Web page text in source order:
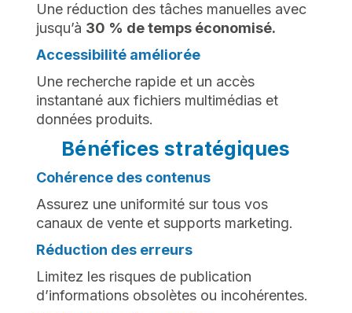
Une réduction des tâches manuelles avec
jusqu’à 30 % de temps économisé.
Accessibilité améliorée
Une recherche rapide et un accès
instantané aux fichiers multimédias et
données produits.
Bénéfices stratégiques
Cohérence des contenus
Assurez une uniformité sur tous vos
canaux de vente et supports marketing.
Réduction des erreurs
Limitez les risques de publication
d’informations obsolètes ou incohérentes.